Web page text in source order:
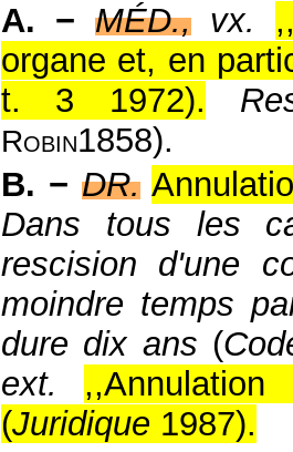
A. − MÉD., vx.
organe et, en
t. 3 1972).
Robin1858).
B. − DR.
Dans tous les
rescision d'une
moindre temps
dure dix ans (
ext.
(Juridique 1987).